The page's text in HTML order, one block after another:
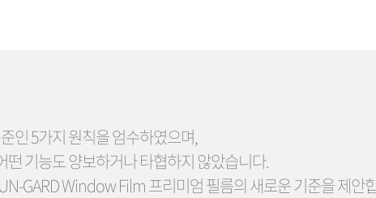
인 5가지 원칙을 엄수하였으며,
떤 기능도 양보하거나 타협하지 않았습니다.
GARD Window Film 프리미엄 필름의 새로운 기준을 제안